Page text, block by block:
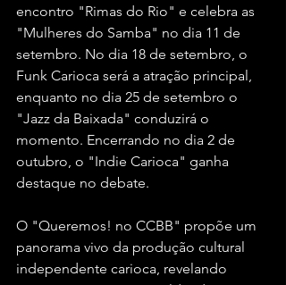
encontro "Rimas do Rio" e celebra as
"Mulheres do Samba" no dia 11 de
setembro. No dia 18 de setembro, o
Funk Carioca será a atração principal,
enquanto no dia 25 de setembro o
"Jazz da Baixada" conduzirá o
momento. Encerrando no dia 2 de
outubro, o "Indie Carioca" ganha
destaque no debate.
O "Queremos! no CCBB" propõe um
panorama vivo da produção cultural
independente carioca, revelando